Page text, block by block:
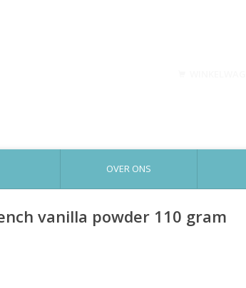
OVER ONS
vanilla powder 110 gram